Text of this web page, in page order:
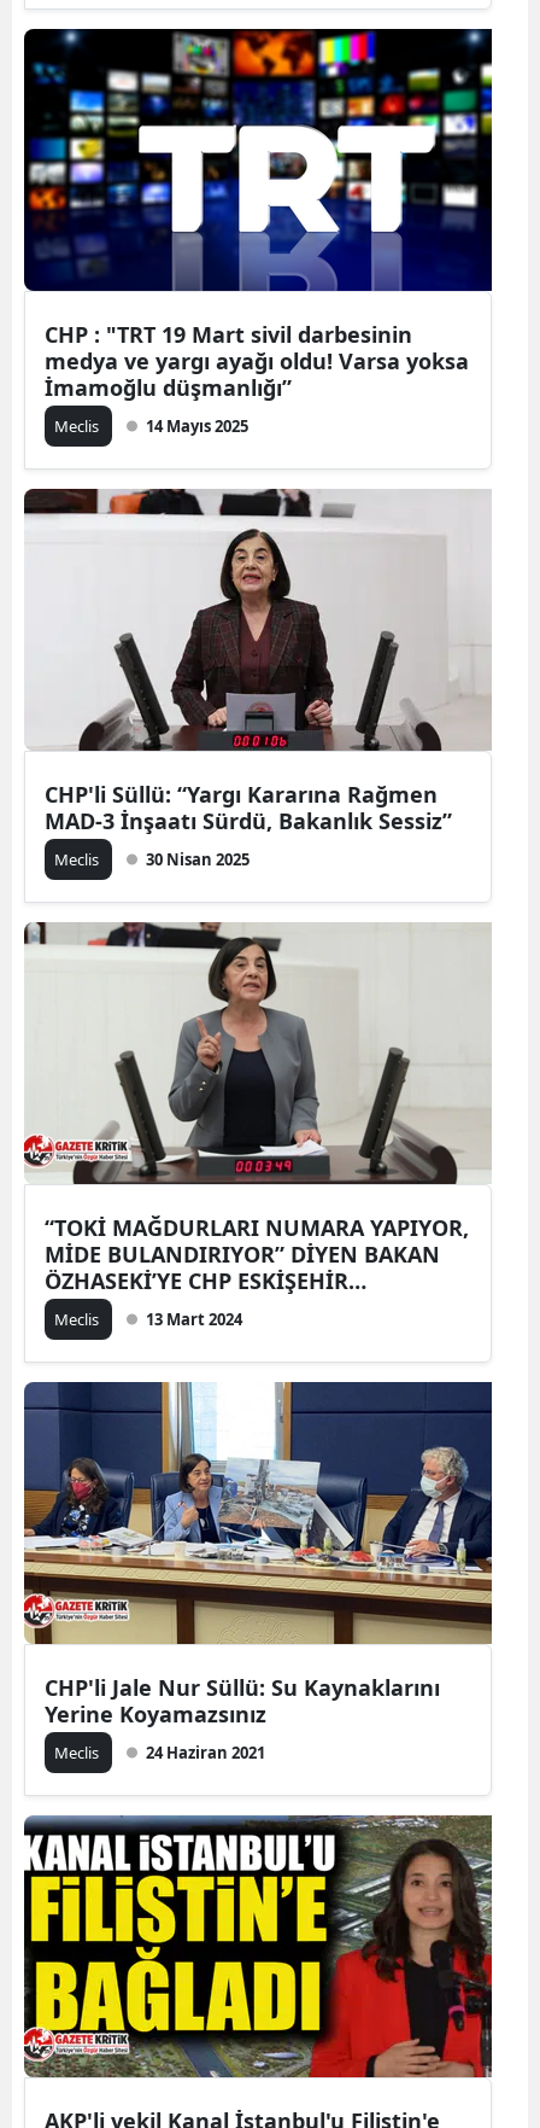
CHP : "TRT 19 Mart sivil darbesinin
medya ve yargı ayağı oldu! Varsa yoksa
İmamoğlu düşmanlığı”
Meclis 14 Mayıs 2025
CHP'li Süllü: “Yargı Kararına Rağmen
MAD-3 İnşaatı Sürdü, Bakanlık Sessiz”
Meclis 30 Nisan 2025
“TOKİ MAĞDURLARI NUMARA YAPIYOR,
MİDE BULANDIRIYOR” DİYEN BAKAN
ÖZHASEKİ’YE CHP ESKİŞEHİR
MİLLETVEKİLİ SÜLLÜ’DEN SERT TEPKİ
Meclis 13 Mart 2024
CHP'li Jale Nur Süllü: Su Kaynaklarını
Yerine Koyamazsınız
Meclis 24 Haziran 2021
AKP'li vekil Kanal İstanbul'u Filistin'e